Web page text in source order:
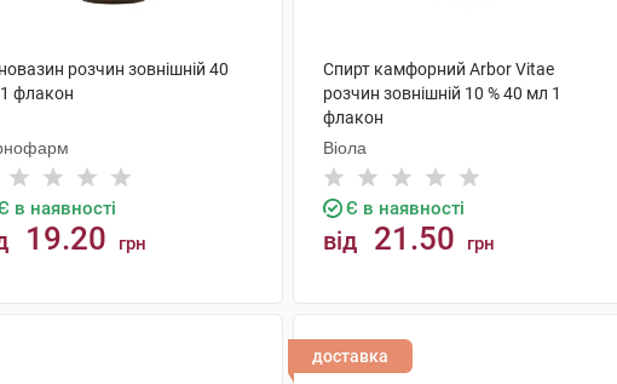
розчин зовнішній 40
флакон
в наявності
19.20 грн
Спирт камфорний Arbor Vitae
розчин зовнішній 10 % 40 мл 1
флакон
Віола
Є в наявності
від 21.50 грн
доставка